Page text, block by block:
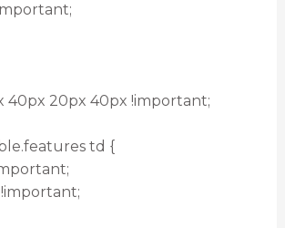
40px 20px 40px !important;
td {